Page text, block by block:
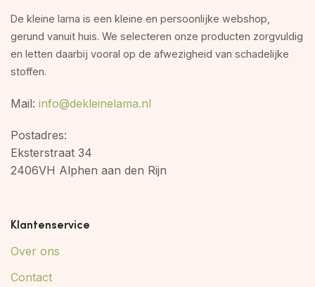
De kleine lama is een kleine en persoonlijke webshop,
gerund vanuit huis. We selecteren onze producten zorgvuldig
en letten daarbij vooral op de afwezigheid van schadelijke
stoffen.
Mail: info@dekleinelama.nl
Postadres:
Eksterstraat 34
2406VH Alphen aan den Rijn
Klantenservice
Over ons
Contact